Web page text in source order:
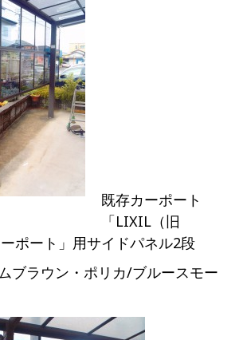
既存カーポート
「LIXIL（旧
ポート」用サイドパネル2段
ブラウン・ポリカ/ブルースモー